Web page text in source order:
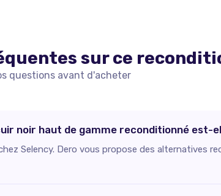
sur ce
questions avant d'acheter
noir haut de gamme reconditionné est-
Selency. Dero vous propose des alternatives